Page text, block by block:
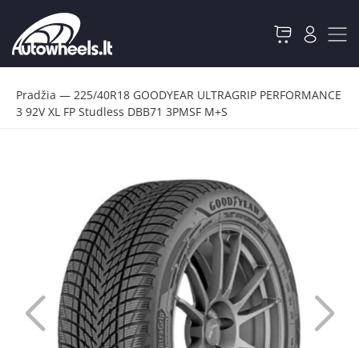
Pradžia — 225/40R18 GOODYEAR ULTRAGRIP PERFORMANCE
3 92V XL FP Studless DBB71 3PMSF M+S